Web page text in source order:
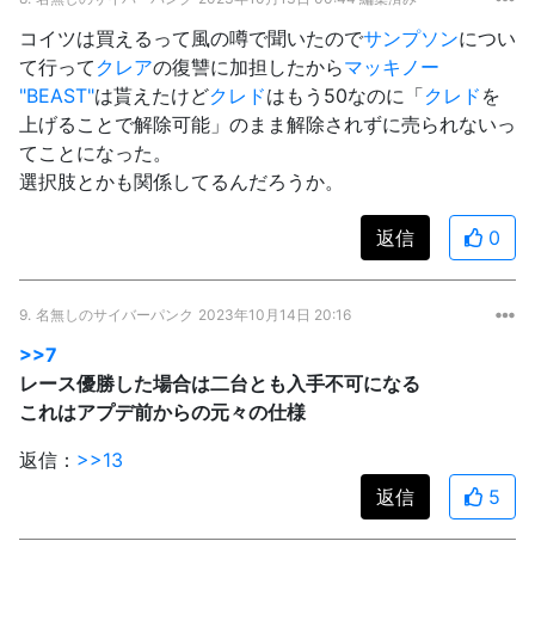
コイツは買えるって風の噂で聞いたのでサンプソンについ
て行って クレアの復讐に加担したからマッキノー
"BEAST"は貰えたけどクレドはもう50なのに「クレド を
上げることで解除可能」のまま解除されずに売られないっ
てことになった。
選択肢とかも関係してるんだろうか。
返信 0
9. 名無しのサイバーパンク 2023年10月14日 20:16
>>7
レース優勝した場合は二台とも入手不可になる
これはアプデ前からの元々の仕様
返信： >>13
返信
5